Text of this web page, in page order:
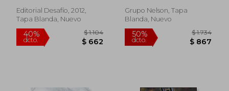
Editorial Desafío, 2012,
Tapa Blanda, Nuevo
Tiempos Finales Y La
Razón de Su
Actualidad
Grupo Nelson, Tapa
Blanda, Nuevo